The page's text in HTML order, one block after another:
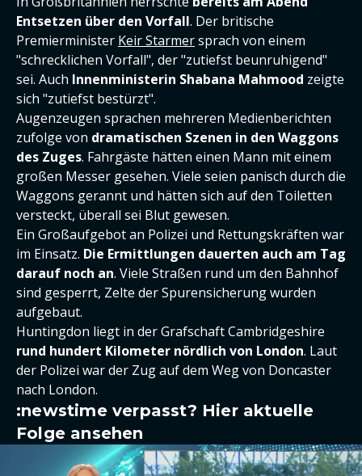
Entsetzen über den Vorfall. Der britische
Premierminister Keir Starmersprach von einem
"schrecklichen Vorfall", der "zutiefst beunruhigend"
sei. Auch Innenministerin Shabana Mahmood zeigte
sich "zutiefst bestürzt".
Augenzeugen sprachen mehreren Medienberichten
zufolge von dramatischen Szenen in den Waggons
des Zuges. Fahrgäste hätten einen Mann mit einem
großen Messer gesehen. Viele seien panisch durch die
Waggons gerannt und hätten sich auf den Toiletten
versteckt, überall sei Blut gewesen.
Ein Großaufgebot an Polizei und Rettungskräften war
im Einsatz. Die Ermittlungen dauerten auch am Tag
darauf noch an. Viele Straßen rund um den Bahnhof
sind gesperrt, Zelte der Spurensicherung wurden
aufgebaut.
Huntingdon liegt in der Grafschaft Cambridgeshire
rund hundert Kilometer nördlich von London. Laut
der Polizei war der Zug auf dem Weg von Doncaster
nach London.
:newstime verpasst? Hier aktuelle
Folge ansehen